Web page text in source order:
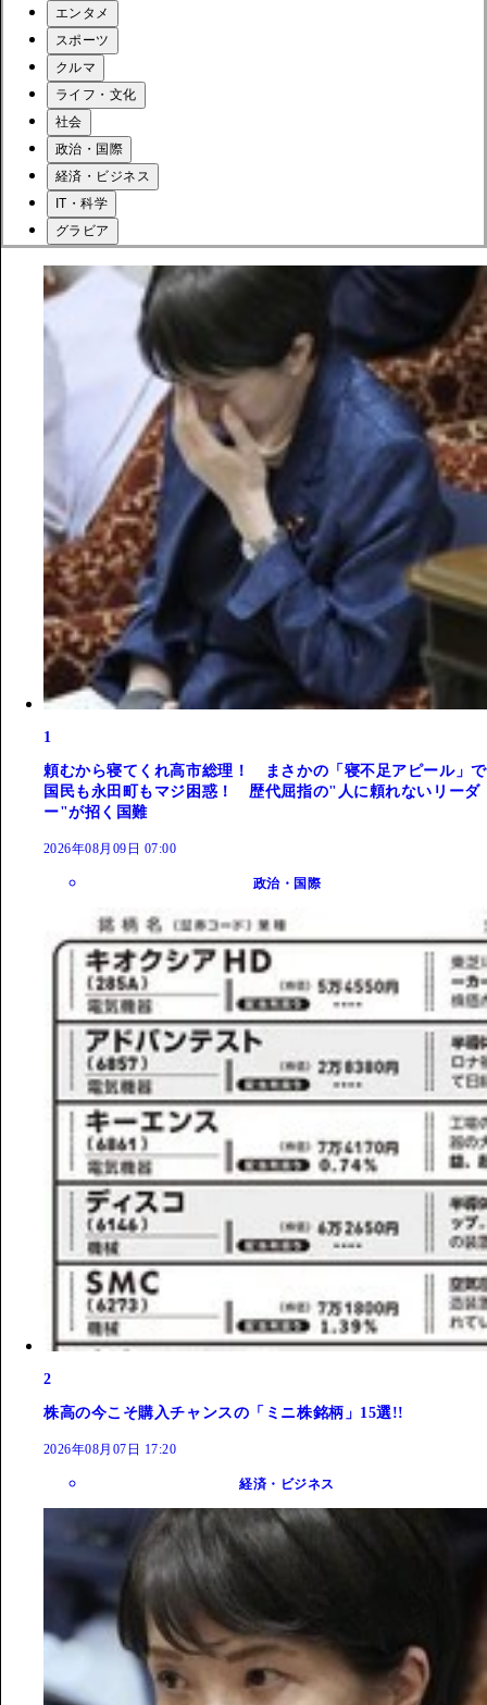
エンタメ
スポーツ
クルマ
ライフ・文化
社会
政治・国際
経済・ビジネス
IT・科学
グラビア
1
頼むから寝てくれ高市総理！ まさかの「寝不足アピール」で
国民も永田町もマジ困惑！ 歴代屈指の"人に頼れないリーダ
ー"が招く国難
2026年08月09日 07:00
政治・国際
2
株高の今こそ購入チャンスの「ミニ株銘柄」15選!!
2026年08月07日 17:20
経済・ビジネス